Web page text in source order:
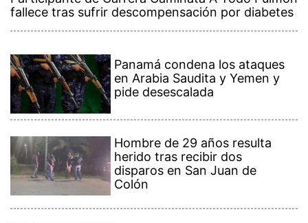
fallece tras sufrir descompensación por diabetes
Panamá condena los ataques
en Arabia Saudita y Yemen y
pide desescalada
Hombre de 29 años resulta
herido tras recibir dos
disparos en San Juan de
Colón